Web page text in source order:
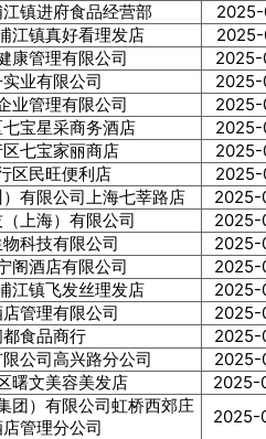
镇进府食品经营部
江镇真好看理发店
康管理有限公司
业有限公司
业管理有限公司
宝星采商务酒店
七宝家丽商店
区民旺便利店
有限公司上海七莘路店
上海）有限公司
科技有限公司
阁酒店有限公司
江镇飞发丝理发店
管理有限公司
食品商行
公司高兴路分公司
曙文美容美发店
2025-
团）有限公司虹桥西郊庄
管理分公司
2025-